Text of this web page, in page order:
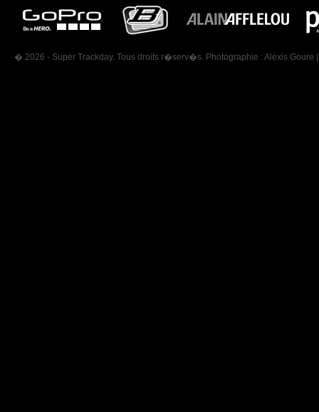
� 2026 - Super Trackday. Tous droits r�serv�s. Photographie : Alexis Goure